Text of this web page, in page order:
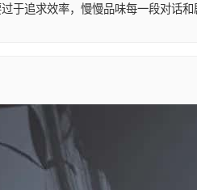
于追求效率，慢慢品味每一段对话